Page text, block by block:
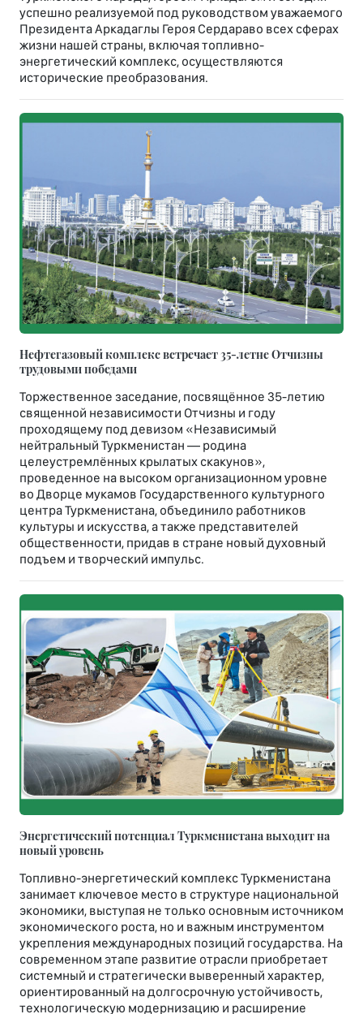
успешно реализуемой под руководством уважаемого
Президента Аркадаглы Героя Сердараво всех сферах
жизни нашей страны, включая топливно-
энергетический комплекс, осуществляются
исторические преобразования.
Нефтегазовый комплекс встречает 35-летне Отчизны
трудовыми победами
Торжественное заседание, посвящённое 35-летию
священной независимости Отчизны и году
проходящему под девизом «Независимый
нейтральный Туркменистан — родина
целеустремлённых крылатых скакунов»,
проведенное на высоком организационном уровне
во Дворце мукамов Государственного культурного
центра Туркменистана, объединило работников
культуры и искусства, а также представителей
общественности, придав в стране новый духовный
подъем и творческий импульс.
Энергетический потенциал Туркменистана выходит на
новый уровень
Топливно-энергетический комплекс Туркменистана
занимает ключевое место в структуре национальной
экономики, выступая не только основным источником
экономического роста, но и важным инструментом
укрепления международных позиций государства. На
современном этапе развитие отрасли приобретает
системный и стратегически выверенный характер,
ориентированный на долгосрочную устойчивость,
технологическую модернизацию и расширение